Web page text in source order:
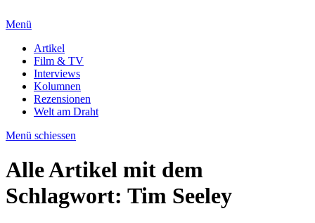
Menü
Artikel
Film & TV
Interviews
Kolumnen
Rezensionen
Welt am Draht
Menü schiessen
Alle Artikel mit dem
Schlagwort: Tim Seeley